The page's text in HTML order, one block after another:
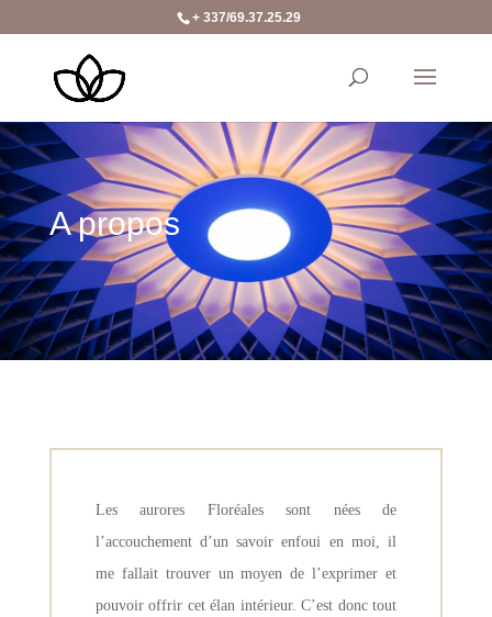
+ 337/69.37.25.29
A propos
Les aurores Floréales sont nées de
l’accouchement d’un savoir enfoui en moi, il
me fallait trouver un moyen de l’exprimer et
pouvoir offrir cet élan intérieur. C’est donc tout